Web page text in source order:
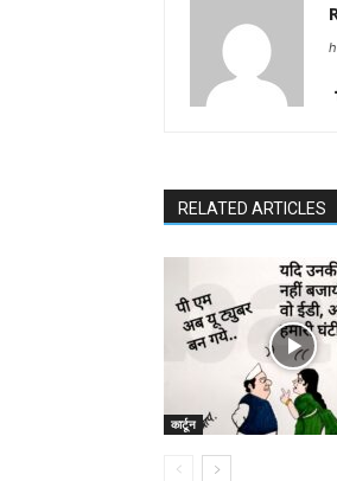
RELATED ARTICLES
कार्टून